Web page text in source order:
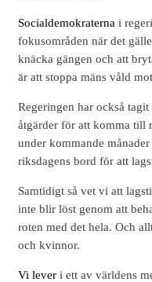
Socialdemokraterna i
fokusområden när det
knäcka gängen och att
är att stoppa mäns våld
Regeringen har också
åtgärder för att komma till
under kommande
riksdagens bord för att
Samtidigt så vet vi att
inte blir löst genom att
roten med det hela. Och
och kvinnor.
Vi lever i ett av världens